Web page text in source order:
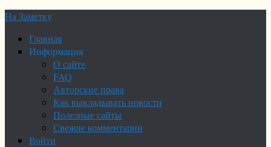
На Заметку
Главная
Информация
О сайте
FAQ
Авторские права
Как выкладывать новости
Полезные сайты
Свежие комментарии
Войти